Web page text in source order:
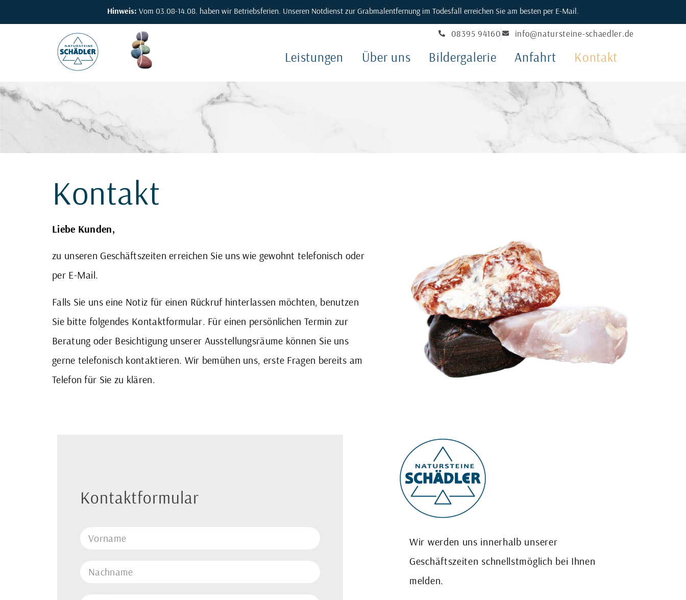
Hinweis: Vom 03.08-14.08. haben wir Betriebsferien. Unseren Notdienst zur Grabmalentfernung im Todesfall erreichen Sie am besten per E-Mail.
08395 94160 info@natursteine-schaedler.de
Leistungen Über uns Bildergalerie Anfahrt Kontakt
Kontakt
Liebe Kunden,
zu unseren Geschäftszeiten erreichen Sie uns wie gewohnt telefonisch oder
per E-Mail.
Falls Sie uns eine Notiz für einen Rückruf hinterlassen möchten, benutzen
Sie bitte folgendes Kontaktformular. Für einen persönlichen Termin zur
Beratung oder Besichtigung unserer Ausstellungsräume können Sie uns
gerne telefonisch kontaktieren. Wir bemühen uns, erste Fragen bereits am
Telefon für Sie zu klären. ​
Kontaktformular
Wir werden uns innerhalb unserer
Geschäftszeiten schnellstmöglich bei Ihnen
melden.